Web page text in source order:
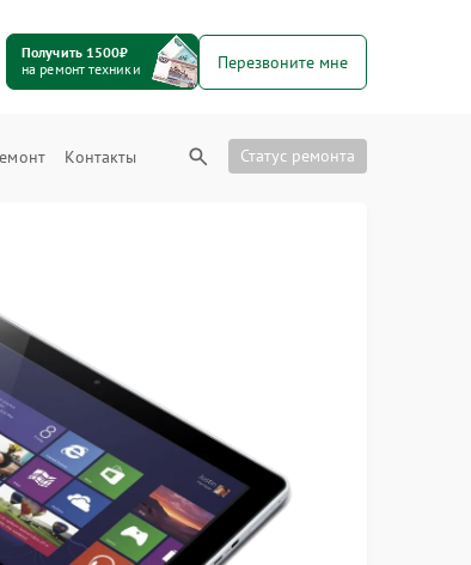
Получить 1500₽
на ремонт техники
Перезвоните мне
Контакты Статус ремонта